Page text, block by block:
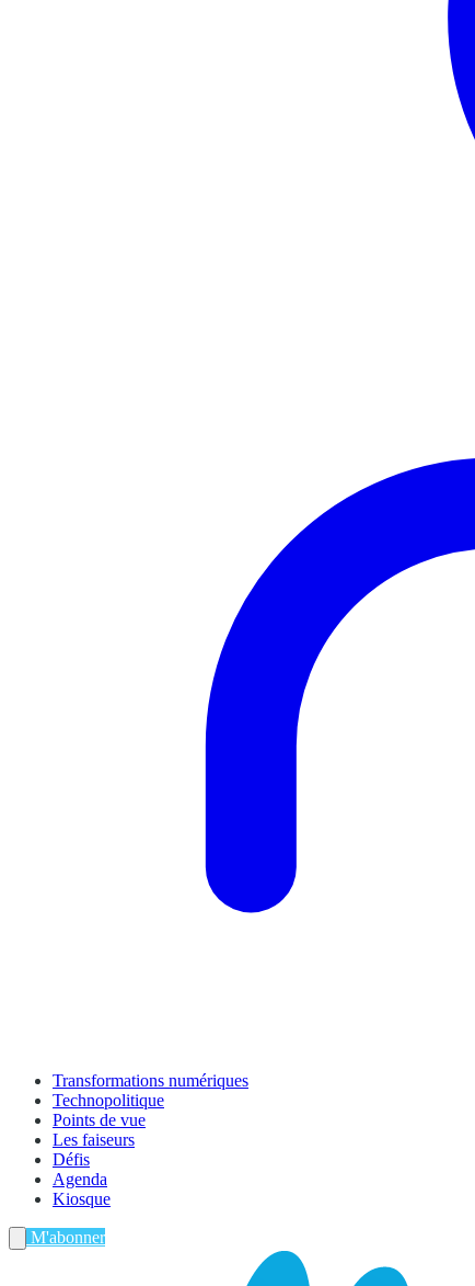
Transformations numériques
Technopolitique
Points de vue
Les faiseurs
Défis
Agenda
Kiosque
M'abonner